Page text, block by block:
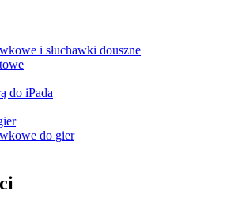
i słuchawki douszne
do iPada
do gier